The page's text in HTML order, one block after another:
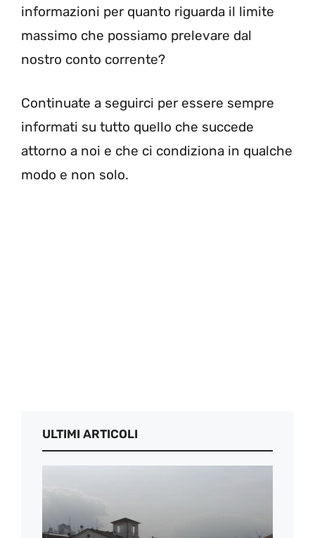
informazioni per quanto riguarda il limite
massimo che possiamo prelevare dal
nostro conto corrente?
Continuate a seguirci per essere sempre
informati su tutto quello che succede
attorno a noi e che ci condiziona in qualche
modo e non solo.
ULTIMI ARTICOLI